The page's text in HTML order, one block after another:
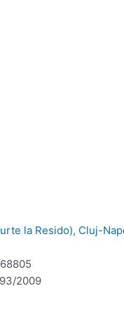
la Resido), Cluj-
2009